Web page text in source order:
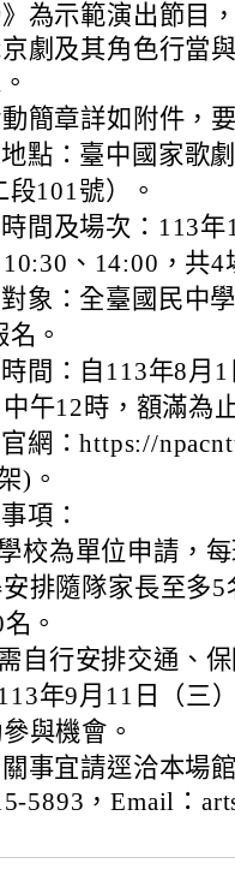
為示範演出節目
劇及其角色行當
簡章詳如附件，
點：臺中國家歌
101號）。
間及場次：113年
、14:00，共4
象：全臺國民中
。
間：自113年8月
午12時，額滿為
網：https://
)。
項：
校為單位申請，
排隨隊家長至多
。
自行安排交通、
年9月11日（三
與機會。
事宜請逕洽本場
5893，Email：